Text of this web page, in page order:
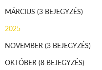
MÁRCIUS (3 BEJEGYZÉS)
2025
NOVEMBER (3 BEJEGYZÉS)
OKTÓBER (8 BEJEGYZÉS)